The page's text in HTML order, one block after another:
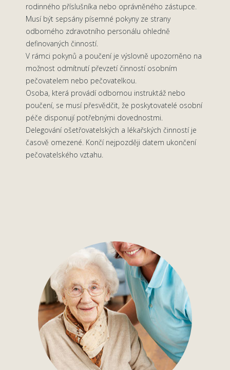
rodinného příslušníka nebo oprávněného zástupce.
Musí být sepsány písemné pokyny ze strany
odborného zdravotního personálu ohledně
definovaných činností.
V rámci pokynů a poučení je výslovně upozorněno na
možnost odmítnutí převzetí činností osobním
pečovatelem nebo pečovatelkou.
Osoba, která provádí odbornou instruktáž nebo
poučení, se musí přesvědčit, že poskytovatelé osobní
péče disponují potřebnými dovednostmi.
Delegování ošetřovatelských a lékařských činností je
časově omezené. Končí nejpozději datem ukončení
pečovatelského vztahu.